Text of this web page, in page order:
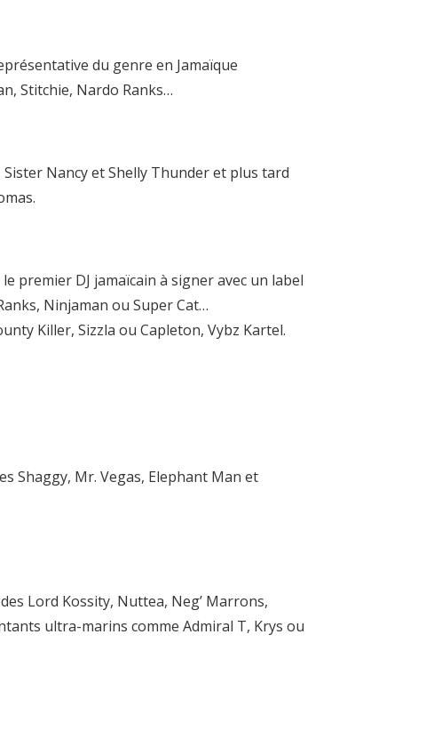
du genre en Jamaïque
Stitchie, Nardo Ranks…
Sister Nancy et Shelly Thunder et plus tard
premier DJ jamaïcain à signer avec un label
Ninjaman ou Super Cat…
Killer, Sizzla ou Capleton, Vybz Kartel.
Shaggy, Mr. Vegas, Elephant Man et
Lord Kossity, Nuttea, Neg’ Marrons,
ultra-marins comme Admiral T, Krys ou